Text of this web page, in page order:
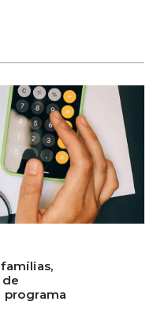
programa